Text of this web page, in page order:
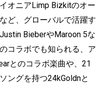
オニアLimp Bizkitのオー
ど、グローバルで活躍す
BieberやMaroon 5な
コラボでも知られる、ア
とのコラボ楽曲や、21
ングを持つ24kGoldnと